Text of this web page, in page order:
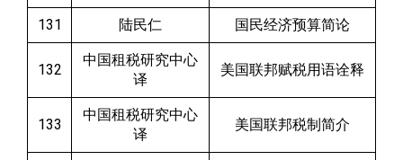
131 陆民仁 国民经济预算简论
132
中国租税研究中心
译
美国联邦赋税用语诠释
133
中国租税研究中心
译
美国联邦税制简介